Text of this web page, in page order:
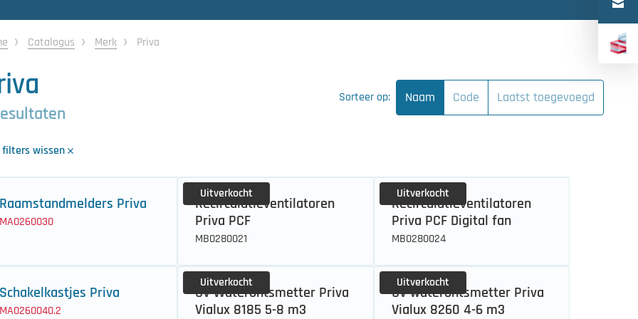
Catalogus Merk Priva
wissen
Sorteer op: Naam Code Laatst toegevoegd
Raamstandmelders Priva
MA0260030
Uitverkocht
Recirculatieventilatoren
Priva PCF
MB0280021
Uitverkocht
Recirculatieventilatoren
Priva PCF Digital fan
MB0280024
Schakelkastjes Priva
MA0260040.2
Uitverkocht
UV Waterontsmetter Priva
Vialux 8185 5-8 m3
Uitverkocht
UV waterontsmetter Priva
Vialux 8260 4-6 m3